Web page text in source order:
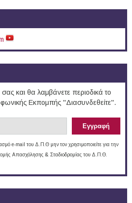
και θα λαμβάνετε περιοδικά το
Εκπομπής "Διασυνδεθείτε".
e-mail του Δ.Π.Θ μην τον χρησιμοποιείτε για την
Απασχόλησης & Σταδιοδρομίας του Δ.Π.Θ.